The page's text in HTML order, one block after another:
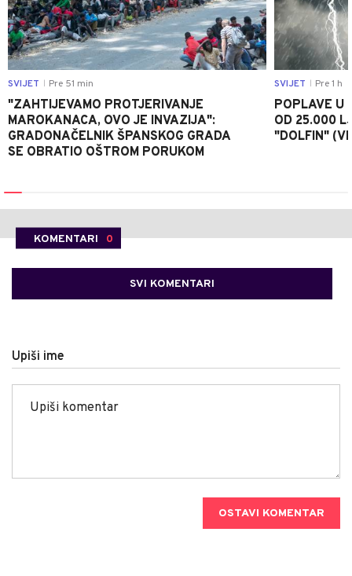
SVIJET Pre 51 min
"ZAHTIJEVAMO PROTJERIVANJE
MAROKANACA, OVO JE INVAZIJA":
GRADONAČELNIK ŠPANSKOG GRADA
SE OBRATIO OŠTROM PORUKOM
SVIJET Pre 1 h
POPLAVE U
OD 25.000
"DOLFIN"
KOMENTARI 0
SVI KOMENTARI
Upiši ime
OSTAVI KOMENTAR